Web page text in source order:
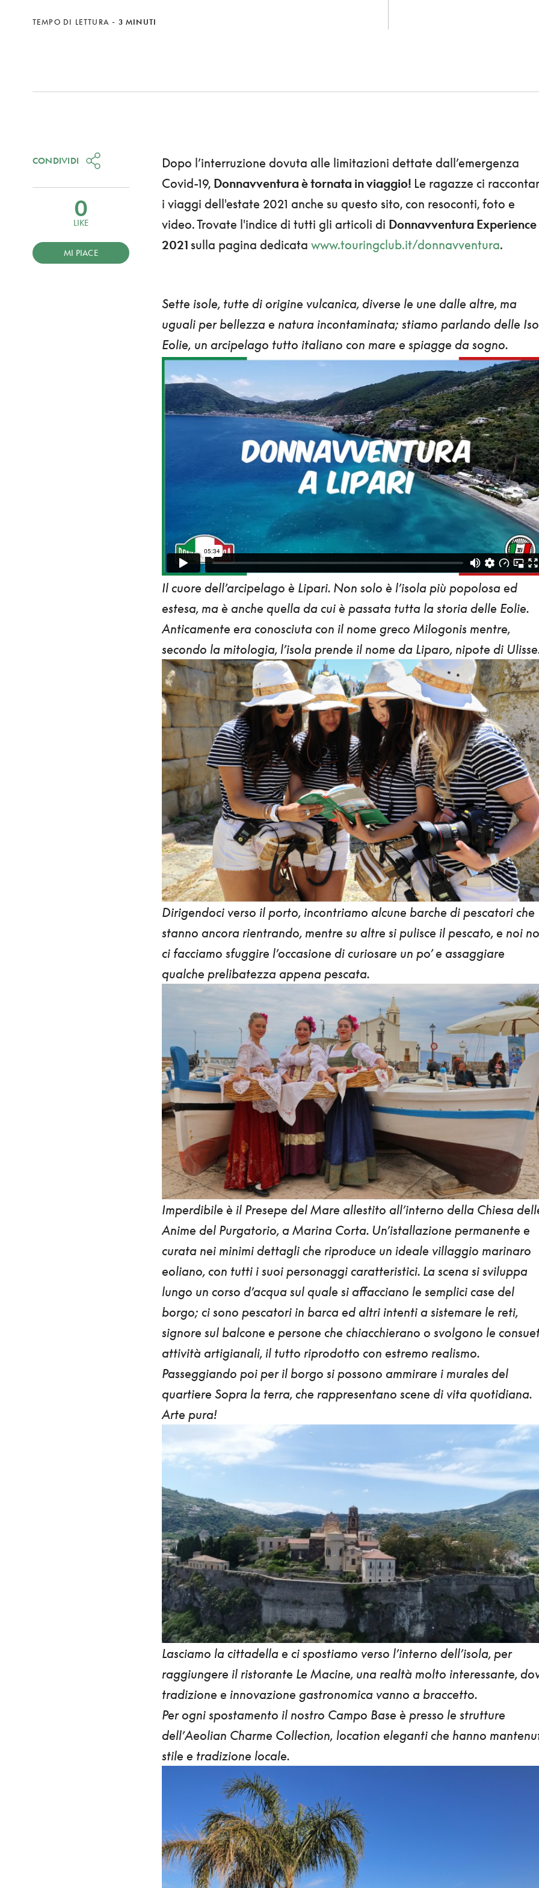
TEMPO DI LETTURA - 3 MINUTI
Dopo l’interruzione dovuta alle limitazioni dettate dall’emergenza
Covid-19, Donnavventura è tornata in viaggio! Le ragazze ci
i viaggi dell'estate 2021 anche su questo sito, con resoconti, foto e
video. Trovate l'indice di tutti gli articoli di Donnavventura Experience
2021 sulla pagina dedicata www.touringclub.it/donnavventura.
Sette isole, tutte di origine vulcanica, diverse le une dalle altre, ma
uguali per bellezza e natura incontaminata; stiamo parlando delle
Eolie, un arcipelago tutto italiano con mare e spiagge da sogno.
Il cuore dell’arcipelago è Lipari. Non solo è l’isola più popolosa ed
estesa, ma è anche quella da cui è passata tutta la storia delle Eolie.
Anticamente era conosciuta con il nome greco Milogonis mentre,
secondo la mitologia, l’isola prende il nome da Liparo, nipote di
Dirigendoci verso il porto, incontriamo alcune barche di pescatori che
stanno ancora rientrando, mentre su altre si pulisce il pescato, e noi
ci facciamo sfuggire l’occasione di curiosare un po’ e assaggiare
qualche prelibatezza appena pescata.
Imperdibile è il Presepe del Mare allestito all’interno della Chiesa
Anime del Purgatorio, a Marina Corta. Un’istallazione permanente e
curata nei minimi dettagli che riproduce un ideale villaggio marinaro
eoliano, con tutti i suoi personaggi caratteristici. La scena si sviluppa
lungo un corso d’acqua sul quale si affacciano le semplici case del
borgo; ci sono pescatori in barca ed altri intenti a sistemare le reti,
signore sul balcone e persone che chiacchierano o svolgono le
attività artigianali, il tutto riprodotto con estremo realismo.
Passeggiando poi per il borgo si possono ammirare i murales del
quartiere Sopra la terra, che rappresentano scene di vita quotidiana.
Arte pura!
Lasciamo la cittadella e ci spostiamo verso l’interno dell’isola, per
raggiungere il ristorante Le Macine, una realtà molto interessante,
tradizione e innovazione gastronomica vanno a braccetto.
Per ogni spostamento il nostro Campo Base è presso le strutture
dell’Aeolian Charme Collection, location eleganti che hanno
stile e tradizione locale.
CONDIVIDI
0
LIKE
MI PIACE